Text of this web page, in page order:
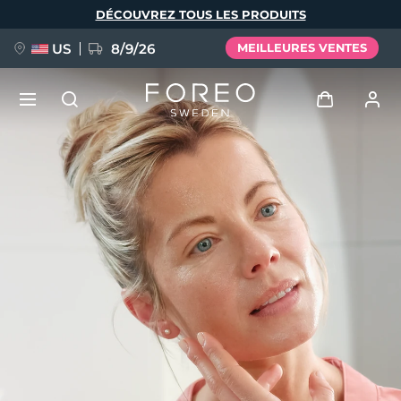
DÉCOUVREZ TOUS LES PRODUITS
US 8/9/26 MEILLEURES VENTES
Se connecter
Profil de l'utilisateur
Mes appareils
Mes commandes
Mes adresses
Mes abonnements
NOUVEAU
FAQ™ Pure Beauty-Tech Elixir
BREAKING NEWS
issa™ Teeth Whitening Set
Langue
Deutsch
Español
Italiano
Português
Svenska
Русский
简体中文 繁體中文